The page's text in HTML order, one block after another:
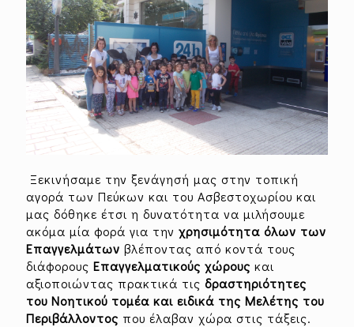
Ξεκινήσαμε την ξενάγησή μας στην τοπική
αγορά των Πεύκων και του Ασβεστοχωρίου και
μας δόθηκε έτσι η δυνατότητα να μιλήσουμε
ακόμα μία φορά για την χρησιμότητα όλων των
Επαγγελμάτων βλέποντας από κοντά τους
διάφορους Επαγγελματικούς χώρους και
αξιοποιώντας πρακτικά τις δραστηριότητες
του Νοητικού τομέα και ειδικά της Μελέτης του
Περιβάλλοντος που έλαβαν χώρα στις τάξεις.